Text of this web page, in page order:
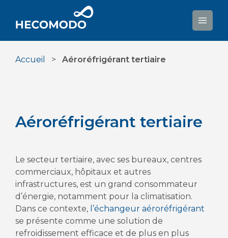
contenu
Accueil > Aéroréfrigérant tertiaire
Aéroréfrigérant tertiaire
Le secteur tertiaire, avec ses bureaux, centres
commerciaux, hôpitaux et autres
infrastructures, est un grand consommateur
d’énergie, notamment pour la climatisation.
Dans ce contexte, l’échangeur aéroréfrigérant
se présente comme une solution de
refroidissement efficace et de plus en plus